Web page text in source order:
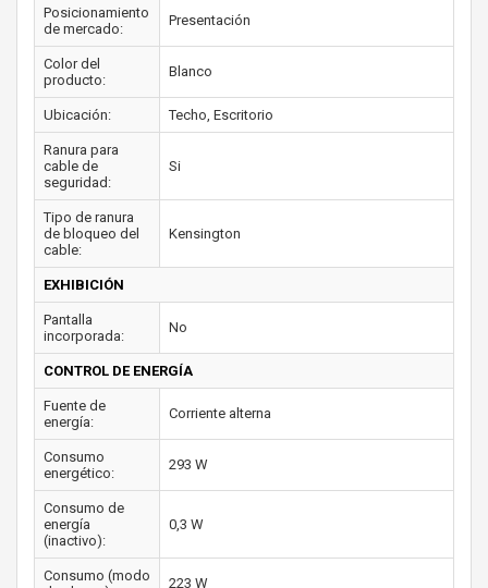
Posicionamiento
de mercado:
Presentación
Color del
producto:
Blanco
Ubicación: Techo, Escritorio
Ranura para
cable de
seguridad:
Si
Tipo de ranura
de bloqueo del
cable:
Kensington
EXHIBICIÓN
Pantalla
incorporada:
No
CONTROL DE ENERGÍA
Fuente de
energía:
Corriente alterna
Consumo
energético:
293 W
Consumo de
energía
(inactivo):
0,3 W
Consumo (modo
223 W